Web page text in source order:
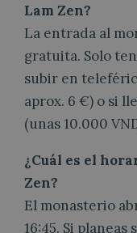
Lam Zen?
La entrada al
gratuita. Solo
subir en
aprox. 6 €) o si
(unas 10.000
¿Cuál es el
Zen?
El monasterio
16:45. Si